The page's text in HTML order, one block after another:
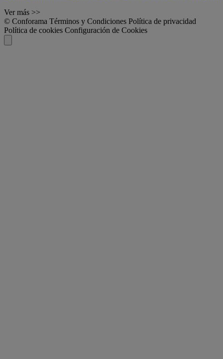
Ver más >>
© Conforama Términos y Condiciones Política de privacidad
Política de cookies Configuración de Cookies